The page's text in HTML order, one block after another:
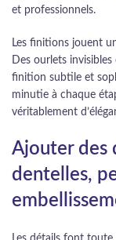
et professionnels.
Les finitions jouent
Des ourlets
finition subtile et
minutie à chaque
véritablement
Ajouter des
dentelles,